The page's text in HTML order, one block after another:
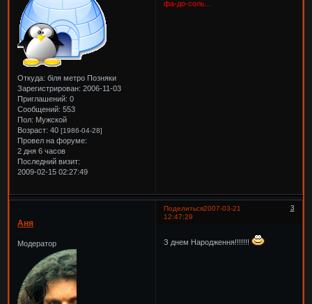
Откуда: біля метро Позняки
Зарегистрирован: 2006-11-03
Приглашений: 0
Сообщений: 553
Пол: Мужской
Возраст: 40[1986-04-28]
Провел на форуме:
2 дня 6 часов
Последний визит:
2009-02-15 02:27:49
фа-до-соль...
Поделиться 3
2007-03-21
12:47:29
Аня
Модератор З днем Народження!!!!!!!